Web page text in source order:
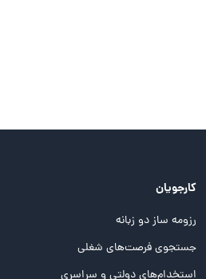
کارجویان
رزومه ساز دو زبانه
جستجوی فرصت‌های شغلی
استخدام‌های دولتی و سراسری